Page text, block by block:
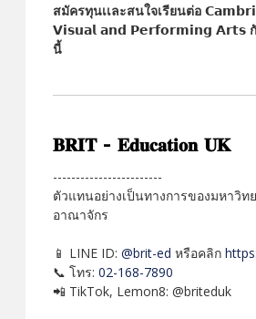
สมัครทุนเเละสนใจเรียนต่อ
𝗩𝗶𝘀𝘂𝗮𝗹 𝗮𝗻𝗱 𝗣𝗲𝗿𝗳𝗼𝗿𝗺𝗶𝗻𝗴 𝗔𝗿𝘁𝘀
นี้
𝐁𝐑𝐈𝐓 - 𝐄𝐝𝐮𝐜𝐚𝐭𝐢𝐨𝐧 𝐔𝐊
------------------------
ตัวแทนอย่างเป็นทางการของมหาวิท
อาณาจักร
📱 LINE ID: @brit-ed หรือคลิก
📞 โทร: 02-168-7890
📲 TikTok, Lemon8: @briteduk